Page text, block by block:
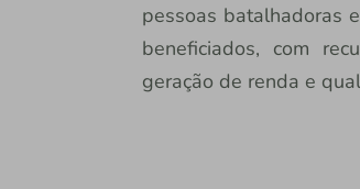
pessoas batalhadoras
beneficiados, com
geração de renda e